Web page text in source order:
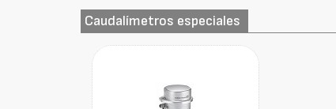
Caudalímetros especiales